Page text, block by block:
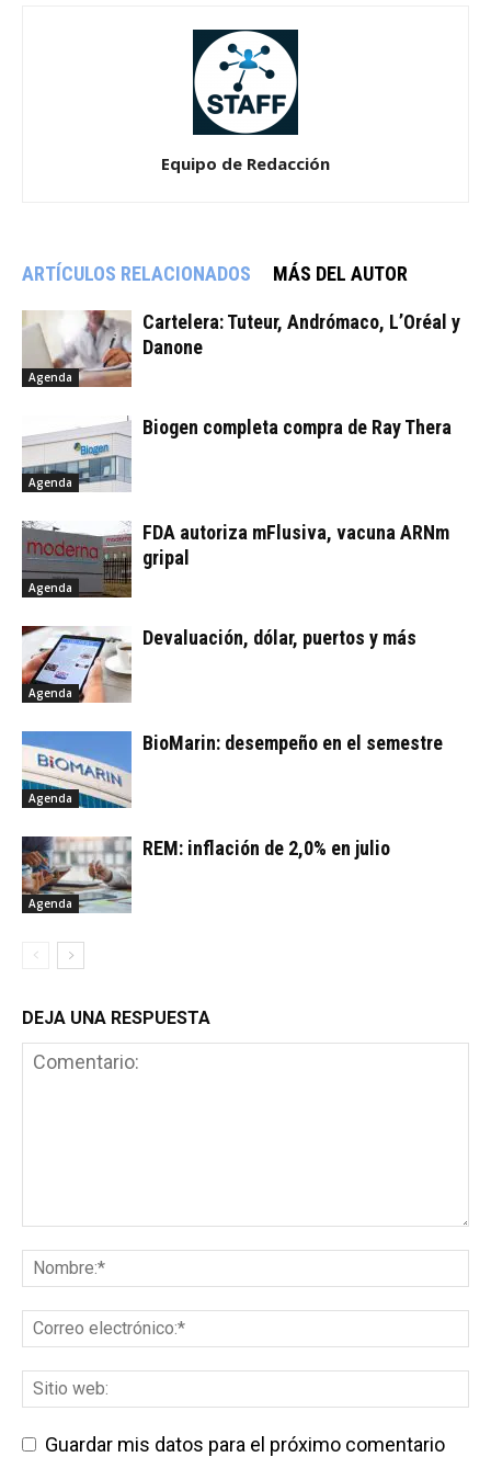
Equipo de Redacción
ARTÍCULOS RELACIONADOS MÁS DEL AUTOR
Agenda
Cartelera: Tuteur, Andrómaco, L’Oréal y
Danone
Agenda
Biogen completa compra de Ray Thera
Agenda
FDA autoriza mFlusiva, vacuna ARNm
gripal
Agenda
Devaluación, dólar, puertos y más
Agenda
BioMarin: desempeño en el semestre
Agenda
REM: inflación de 2,0% en julio
DEJA UNA RESPUESTA
Guardar mis datos para el próximo comentario